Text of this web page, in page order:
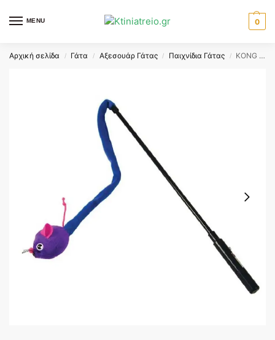
MENU 0
Αρχική σελίδα / Γάτα / Αξεσουάρ Γάτας / Παιχνίδια Γάτας / KONG LASER TEASER MOUSE